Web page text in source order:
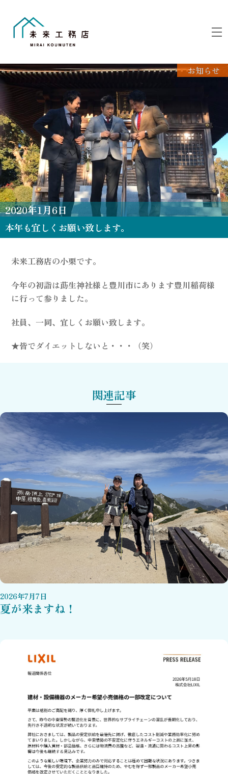
お知らせ
2020年1月6日
本年も宜しくお願い致します。
未来工務店の小栗です。
今年の初詣は莇生神社様と豊川市にあります豊川稲荷様
に行って参りました。
社員、一同、宜しくお願い致します。
★皆でダイエットしないと・・・（笑）
関連記事
2026年7月7日
夏が来ますね！